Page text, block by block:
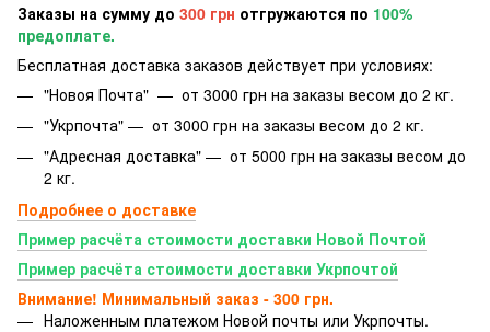
Заказы на сумму до 300 грн отгружаются по 100%
предоплате.
Бесплатная доставка заказов действует при условиях:
"Новоя Почта" — от 3000 грн на заказы весом до 2 кг.
"Укрпочта" — от 3000 грн на заказы весом до 2 кг.
"Адресная доставка" — от 5000 грн на заказы весом до
2 кг.
Подробнее о доставке
Пример расчёта стоимости доставки Новой Почтой
Пример расчёта стоимости доставки Укрпочтой
Внимание! Минимальный заказ - 300 грн.
Наложенным платежом Новой почты или Укрпочты.